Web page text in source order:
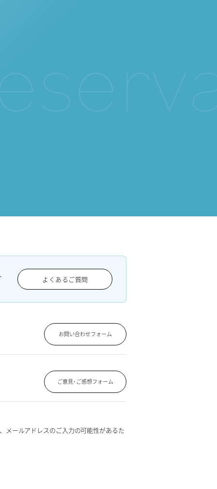
よくあるご質問
お問い合わせフォーム
ご意見･ご感想フォーム
メールアドレスのご入力の可能性があるた